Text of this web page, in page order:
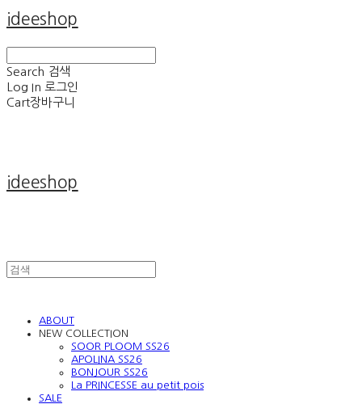
ideeshop
Search 검색
Log In 로그인
Cart장바구니
ideeshop
ABOUT
NEW COLLECTION
SOOR PLOOM SS26
APOLINA SS26
BONJOUR SS26
La PRINCESSE au petit pois
SALE